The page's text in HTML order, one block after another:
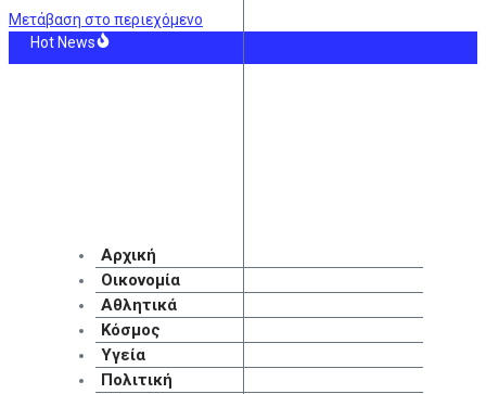
Μετάβαση στο περιεχόμενο
Hot News
Αρχική
Οικονομία
Αθλητικά
Κόσμος
Υγεία
Πολιτική